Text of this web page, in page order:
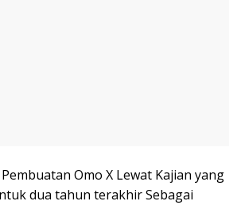
Omo X Lewat Kajian yang
dua tahun terakhir Sebagai